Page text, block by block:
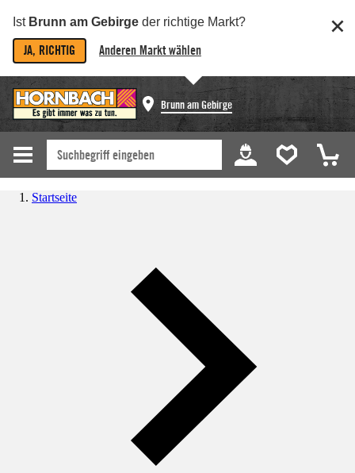
Ist Brunn am Gebirge der richtige Markt?
JA, RICHTIG Anderen Markt wählen
Brunn am Gebirge
Startseite